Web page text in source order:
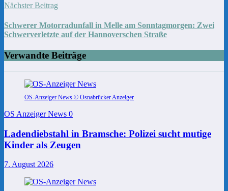
Nächster Beitrag
Schwerer Motorradunfall in Melle am Sonntagmorgen: Zwei
Schwerverletzte auf der Hannoverschen Straße
Verwandte Beiträge
OS-Anzeiger News © Osnabrücker Anzeiger
OS Anzeiger News 0
Ladendiebstahl in Bramsche: Polizei sucht mutige
Kinder als Zeugen
7. August 2026